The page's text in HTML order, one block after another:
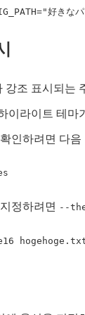
="好きな
강조 표시되는
이라이트 테마
인하려면 다
정하려면 --